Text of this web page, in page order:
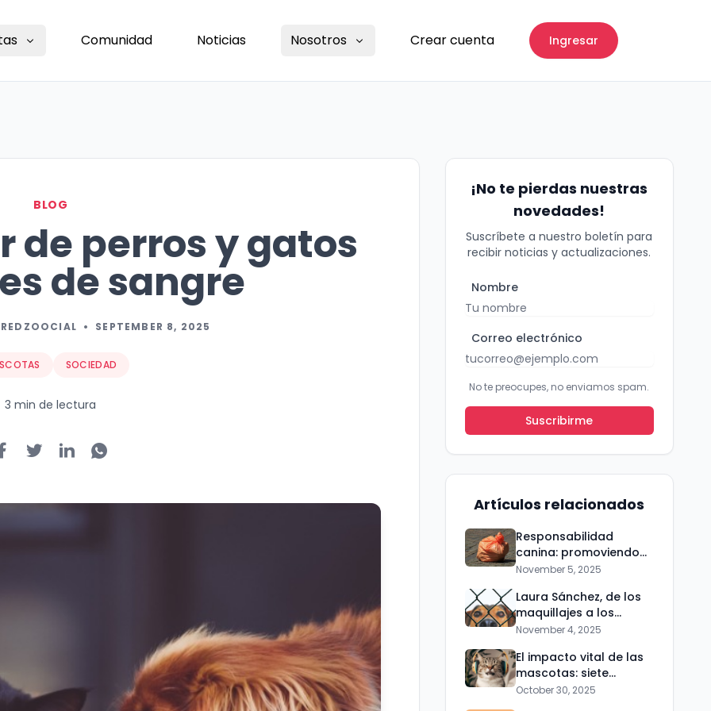
Comunidad Noticias Nosotros Crear cuenta Ingresar
BLOG
de perros y gatos
de sangre
• SEPTEMBER 8, 2025
SOCIEDAD
3 min de lectura
¡No te pierdas nuestras
novedades!
Suscríbete a nuestro boletín para
recibir noticias y actualizaciones.
Nombre
Correo electrónico
No te preocupes, no enviamos spam.
Suscribirme
Artículos relacionados
Responsabilidad
canina: promoviendo
parques limpios en
November 5, 2025
Laura Sánchez, de los
maquillajes a los
refugios de animales
November 4, 2025
El impacto vital de las
mascotas: siete
pódcast
October 30, 2025